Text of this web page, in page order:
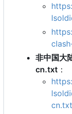
非中国大
cn.txt ：
cn.txt